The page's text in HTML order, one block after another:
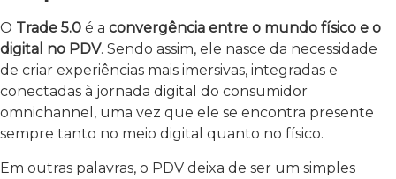
O Trade 5.0 é a convergência entre o mundo físico e o
digital no PDV. Sendo assim, ele nasce da necessidade
de criar experiências mais imersivas, integradas e
conectadas à jornada digital do consumidor
omnichannel, uma vez que ele se encontra presente
sempre tanto no meio digital quanto no físico.
Em outras palavras, o PDV deixa de ser um simples